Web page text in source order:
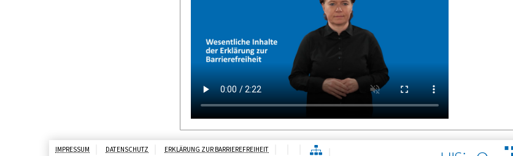
IMPRESSUM DATENSCHUTZ ERKLÄRUNG ZUR BARRIEREFREIHEIT